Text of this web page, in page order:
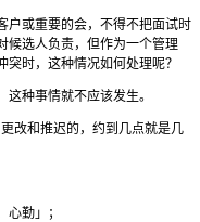
户或重要的会，不得不把面试时
候选人负责，但作为一个管理
时，这种情况如何处理呢？
种事情就不应该发生。
改和推迟的，约到几点就是几
勤」；